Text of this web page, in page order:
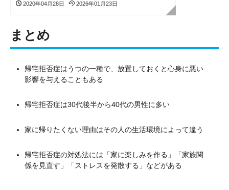
2020年04月28日 2026年01月23日
まとめ
帰宅拒否症はうつの一種で、放置しておくと心身に悪い
影響を与えることもある
帰宅拒否症は30代後半から40代の男性に多い
家に帰りたくない理由はその人の生活環境によって違う
帰宅拒否症の対処法には「家に楽しみを作る」「家族関
係を見直す」「ストレスを発散する」などがある